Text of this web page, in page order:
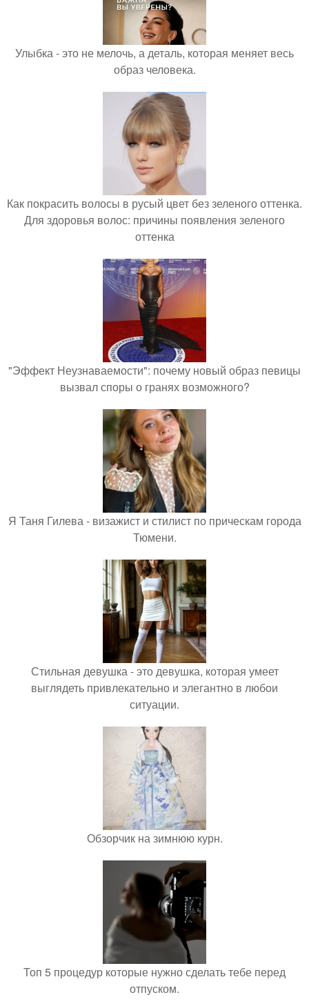
Улыбка - это не мелочь, а деталь, которая меняет весь
образ человека.
Как покрасить волосы в русый цвет без зеленого оттенка.
Для здоровья волос: причины появления зеленого
оттенка
"Эффект Неузнаваемости": почему новый образ певицы
вызвал споры о гранях возможного?
Я Таня Гилева - визажист и стилист по прическам города
Тюмени.
Стильная девушка - это девушка, которая умеет
выглядеть привлекательно и элегантно в любои
ситуации.
Обзорчик на зимнюю курн.
Топ 5 процедур которые нужно сделать тебе перед
отпуском.